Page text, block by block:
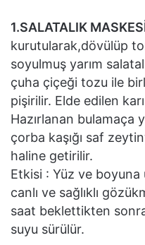
1.SALATALIK
kurutularak,dövülüp
soyulmuş yarım
çuha çiçeği tozu ile
pişirilir. Elde edilen
Hazırlanan bulamaça
çorba kaşığı saf
haline getirilir.
Etkisi : Yüz ve
canlı ve sağlıklı
saat beklettikten sonra
suyu sürülür.